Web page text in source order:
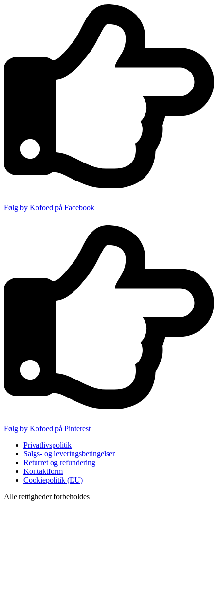
Følg by Kofoed på Facebook
Følg by Kofoed på Pinterest
Privatlivspolitik
Salgs- og leveringsbetingelser
Returret og refundering
Kontaktform
Cookiepolitik (EU)
Alle rettigheder forbeholdes